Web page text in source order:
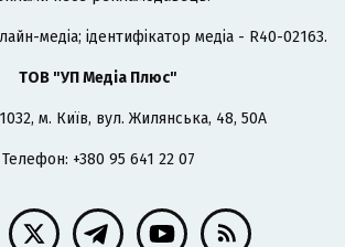
медіа; ідентифікатор медіа - R40-02163.
ТОВ "УП Медіа Плюс"
м. Київ, вул. Жилянська, 48, 50А
Телефон: +380 95 641 22 07